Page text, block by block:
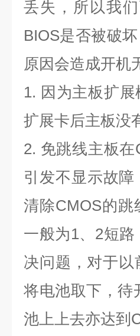
丢失，所以我
BIOS是否被破
原因会造成开机
1. 因为主板扩
扩展卡后主板没
2. 免跳线主板在
引发不显示故
清除CMOS的跳
一般为1、 2短路
决问题，对于
将电池取下，待
池上上去亦达到